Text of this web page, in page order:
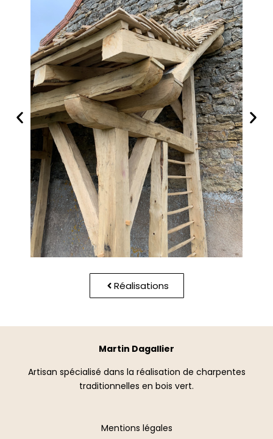
Réalisations
Martin Dagallier
Artisan spécialisé dans la réalisation de charpentes
traditionnelles en bois vert.
Mentions légales